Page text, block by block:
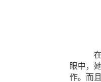
眼中，
作。而